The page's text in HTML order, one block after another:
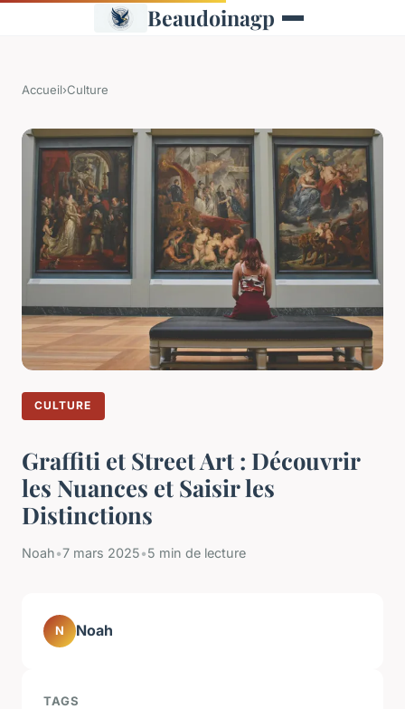
Beaudoinagp
Accueil›Culture
CULTURE
Graffiti et Street Art : Découvrir
les Nuances et Saisir les
Distinctions
Noah•7 mars 2025•5 min de lecture
N Noah
TAGS